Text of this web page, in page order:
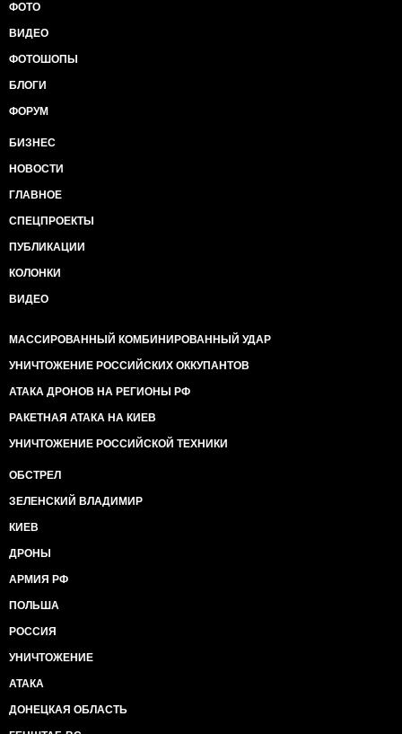
ФОТО
ВИДЕО
ФОТОШОПЫ
БЛОГИ
ФОРУМ
БИЗНЕС
НОВОСТИ
ГЛАВНОЕ
СПЕЦПРОЕКТЫ
ПУБЛИКАЦИИ
КОЛОНКИ
ВИДЕО
МАССИРОВАННЫЙ КОМБИНИРОВАННЫЙ УДАР
УНИЧТОЖЕНИЕ РОССИЙСКИХ ОККУПАНТОВ
АТАКА ДРОНОВ НА РЕГИОНЫ РФ
РАКЕТНАЯ АТАКА НА КИЕВ
УНИЧТОЖЕНИЕ РОССИЙСКОЙ ТЕХНИКИ
ОБСТРЕЛ
ЗЕЛЕНСКИЙ ВЛАДИМИР
КИЕВ
ДРОНЫ
АРМИЯ РФ
ПОЛЬША
РОССИЯ
УНИЧТОЖЕНИЕ
АТАКА
ДОНЕЦКАЯ ОБЛАСТЬ